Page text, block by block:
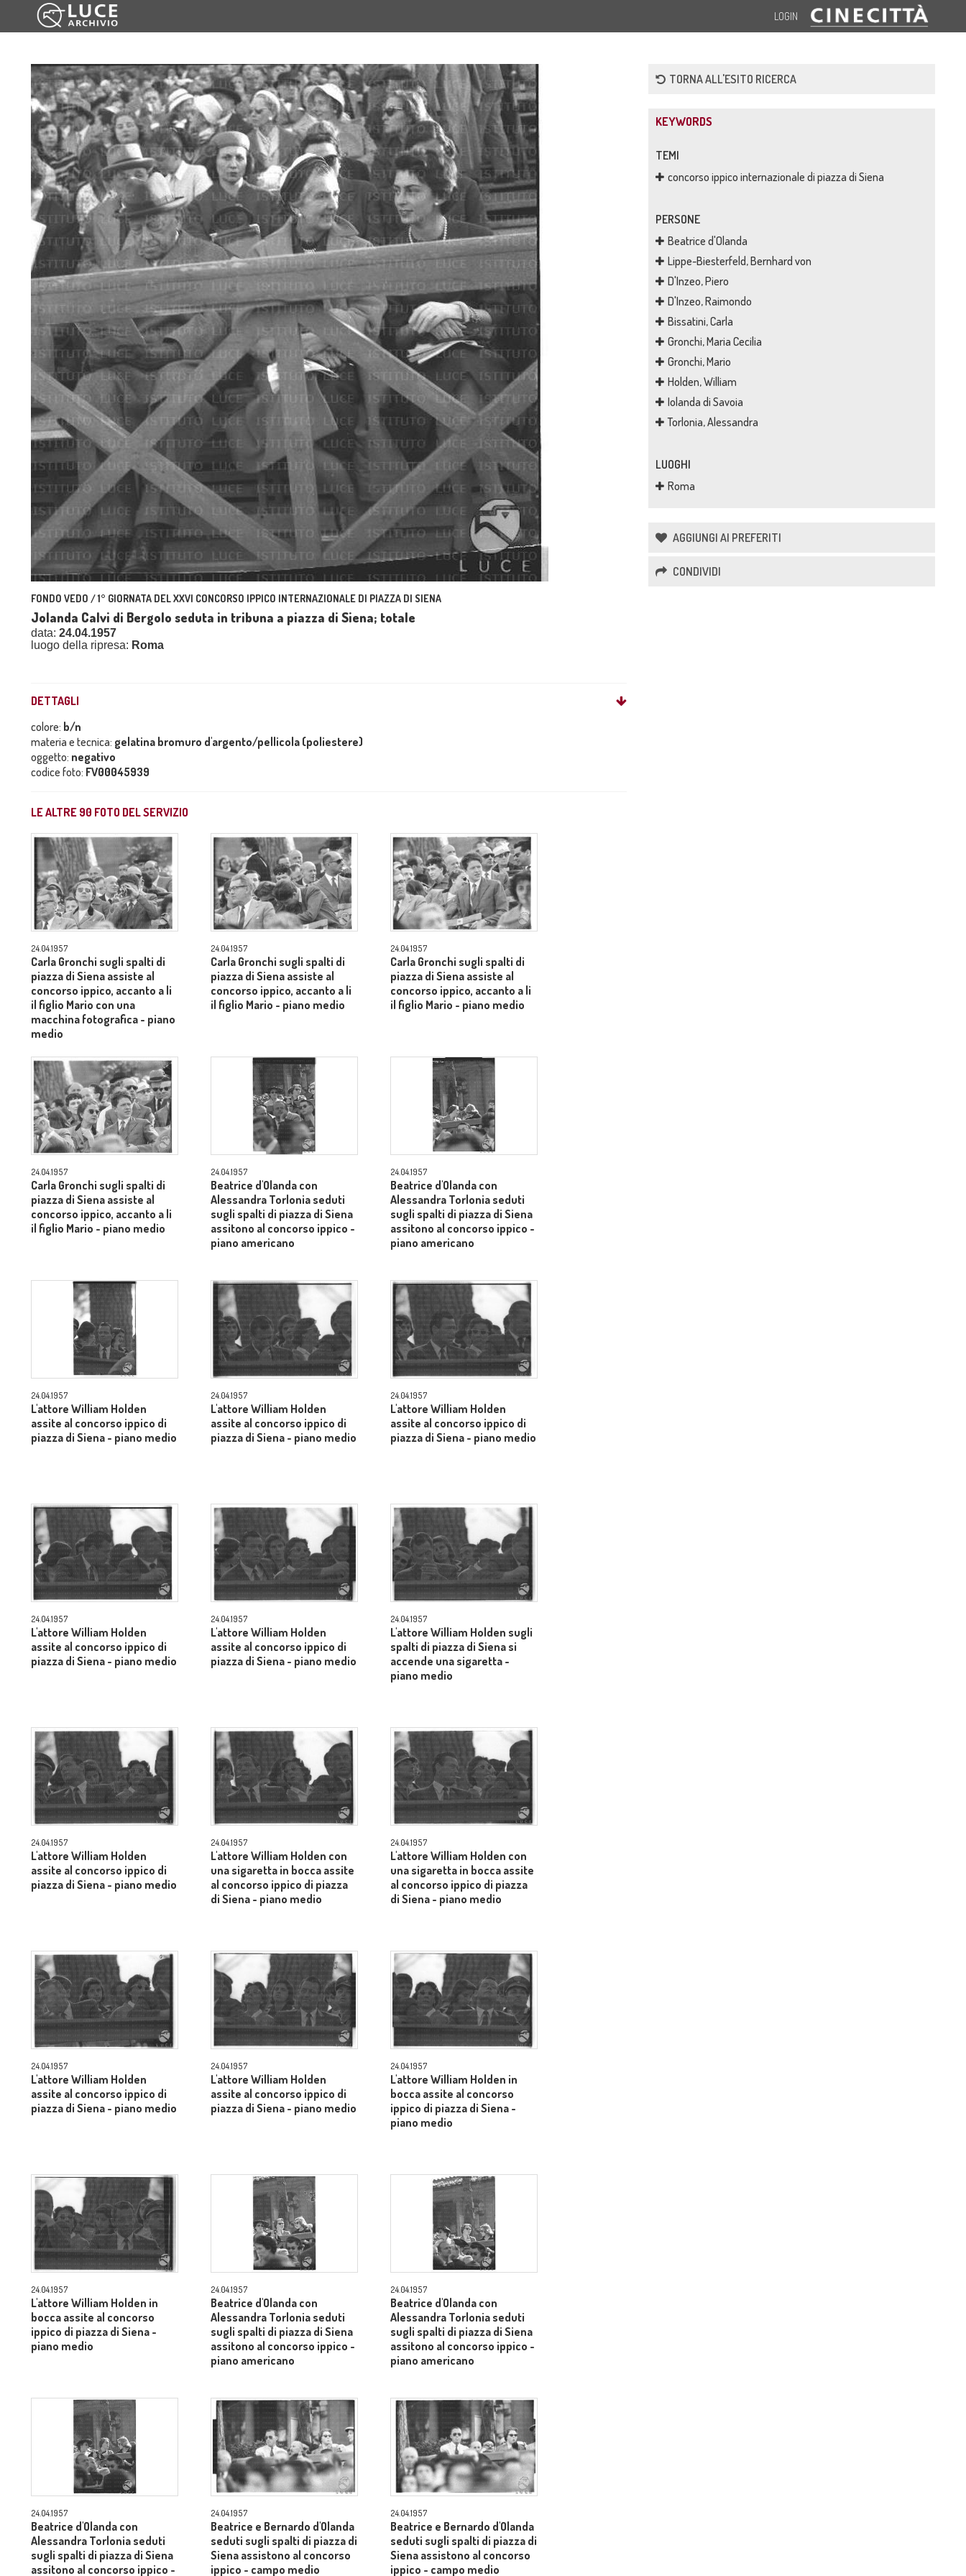
LOGIN
FONDO VEDO / 1° GIORNATA DEL XXVI CONCORSO IPPICO INTERNAZIONALE DI PIAZZA DI SIENA
Jolanda Calvi di Bergolo seduta in tribuna a piazza di Siena; totale
data: 24.04.1957
luogo della ripresa: Roma
DETTAGLI
colore: b/n
materia e tecnica: gelatina bromuro d'argento/pellicola (poliestere)
oggetto: negativo
codice foto: FV00045939
LE ALTRE 90 FOTO DEL SERVIZIO
24.04.1957
Carla Gronchi sugli spalti di
piazza di Siena assiste al
concorso ippico, accanto a li
il figlio Mario con una
macchina fotografica - piano
medio
24.04.1957
Carla Gronchi sugli spalti di
piazza di Siena assiste al
concorso ippico, accanto a li
il figlio Mario - piano medio
24.04.1957
Carla Gronchi sugli spalti di
piazza di Siena assiste al
concorso ippico, accanto a li
il figlio Mario - piano medio
24.04.1957
Carla Gronchi sugli spalti di
piazza di Siena assiste al
concorso ippico, accanto a li
il figlio Mario - piano medio
24.04.1957
Beatrice d'Olanda con
Alessandra Torlonia seduti
sugli spalti di piazza di Siena
assitono al concorso ippico -
piano americano
24.04.1957
Beatrice d'Olanda con
Alessandra Torlonia seduti
sugli spalti di piazza di Siena
assitono al concorso ippico -
piano americano
24.04.1957
L'attore William Holden
assite al concorso ippico di
piazza di Siena - piano medio
24.04.1957
L'attore William Holden
assite al concorso ippico di
piazza di Siena - piano medio
24.04.1957
L'attore William Holden
assite al concorso ippico di
piazza di Siena - piano medio
24.04.1957
L'attore William Holden
assite al concorso ippico di
piazza di Siena - piano medio
24.04.1957
L'attore William Holden
assite al concorso ippico di
piazza di Siena - piano medio
24.04.1957
L'attore William Holden sugli
spalti di piazza di Siena si
accende una sigaretta -
piano medio
24.04.1957
L'attore William Holden
assite al concorso ippico di
piazza di Siena - piano medio
24.04.1957
L'attore William Holden con
una sigaretta in bocca assite
al concorso ippico di piazza
di Siena - piano medio
24.04.1957
L'attore William Holden con
una sigaretta in bocca assite
al concorso ippico di piazza
di Siena - piano medio
24.04.1957
L'attore William Holden
assite al concorso ippico di
piazza di Siena - piano medio
24.04.1957
L'attore William Holden
assite al concorso ippico di
piazza di Siena - piano medio
24.04.1957
L'attore William Holden in
bocca assite al concorso
ippico di piazza di Siena -
piano medio
24.04.1957
L'attore William Holden in
bocca assite al concorso
ippico di piazza di Siena -
piano medio
24.04.1957
Beatrice d'Olanda con
Alessandra Torlonia seduti
sugli spalti di piazza di Siena
assitono al concorso ippico -
piano americano
24.04.1957
Beatrice d'Olanda con
Alessandra Torlonia seduti
sugli spalti di piazza di Siena
assitono al concorso ippico -
piano americano
24.04.1957
Beatrice d'Olanda con
Alessandra Torlonia seduti
sugli spalti di piazza di Siena
assitono al concorso ippico -
24.04.1957
Beatrice e Bernardo d'Olanda
seduti sugli spalti di piazza di
Siena assistono al concorso
ippico - campo medio
24.04.1957
Beatrice e Bernardo d'Olanda
seduti sugli spalti di piazza di
Siena assistono al concorso
ippico - campo medio
TORNA ALL'ESITO RICERCA
KEYWORDS
TEMI
concorso ippico internazionale di piazza di Siena
PERSONE
Beatrice d'Olanda
Lippe-Biesterfeld, Bernhard von
D'Inzeo, Piero
D'Inzeo, Raimondo
Bissatini, Carla
Gronchi, Maria Cecilia
Gronchi, Mario
Holden, William
Iolanda di Savoia
Torlonia, Alessandra
LUOGHI
Roma
AGGIUNGI AI PREFERITI
CONDIVIDI